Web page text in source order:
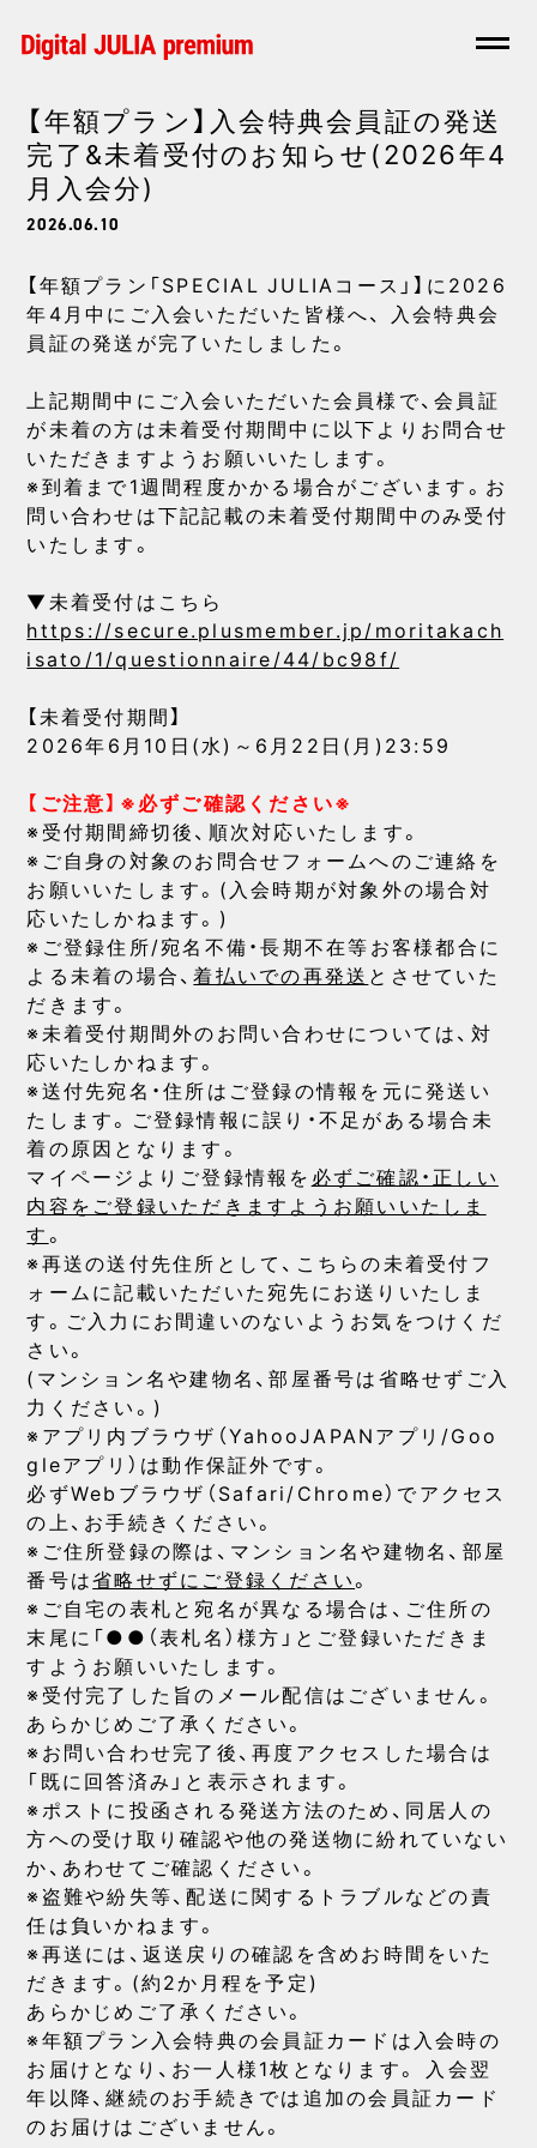
【年額プラン】入会特典会員証の発送
完了&未着受付のお知らせ(2026年4
月入会分)
2026.06.10
【年額プラン「SPECIAL JULIAコース」】に2026
年4月中にご入会いただいた皆様へ、 入会特典会
員証の発送が完了いたしました。
上記期間中にご入会いただいた会員様で、会員証
が未着の方は未着受付期間中に以下よりお問合せ
いただきますようお願いいたします。
※到着まで1週間程度かかる場合がございます。お
問い合わせは下記記載の未着受付期間中のみ受付
いたします。
▼未着受付はこちら
https://secure.plusmember.jp/moritakach
isato/1/questionnaire/44/bc98f/
【未着受付期間】
2026年6月10日(水)～6月22日(月)23:59
【ご注意】※必ずご確認ください※
※受付期間締切後、順次対応いたします。
※ご自身の対象のお問合せフォームへのご連絡を
お願いいたします。(入会時期が対象外の場合対
応いたしかねます。)
※ご登録住所/宛名不備・長期不在等お客様都合に
よる未着の場合、着払いでの再発送 とさせていた
だきます。
※未着受付期間外のお問い合わせについては、対
応いたしかねます。
※送付先宛名・住所はご登録の情報を元に発送い
たします。ご登録情報に誤り・不足がある場合未
着の原因となります。
マイページよりご登録情報を 必ずご確認・正しい
内容をご登録いただきますようお願いいたしま
す。
※再送の送付先住所として、こちらの未着受付フ
ォームに記載いただいた宛先にお送りいたしま
す。ご入力にお間違いのないようお気をつけくだ
さい。
(マンション名や建物名、部屋番号は省略せずご入
力ください。)
※アプリ内ブラウザ（YahooJAPANアプリ/Goo
gleアプリ）は動作保証外です。
必ずWebブラウザ（Safari/Chrome）でアクセス
の上、お手続きください。
※ご住所登録の際は、マンション名や建物名、部屋
番号は省略せずにご登録ください。
※ご自宅の表札と宛名が異なる場合は、ご住所の
末尾に「●●（表札名）様方」とご登録いただきま
すようお願いいたします。
※受付完了した旨のメール配信はございません。
あらかじめご了承ください。
※お問い合わせ完了後、再度アクセスした場合は
「既に回答済み」と表示されます。
※ポストに投函される発送方法のため、同居人の
方への受け取り確認や他の発送物に紛れていない
か、あわせてご確認ください。
※盗難や紛失等、配送に関するトラブルなどの責
任は負いかねます。
※再送には、返送戻りの確認を含めお時間をいた
だきます。(約2か月程を予定)
あらかじめご了承ください。
※年額プラン入会特典の会員証カードは入会時の
お届けとなり、お一人様1枚となります。 入会翌
年以降、継続のお手続きでは追加の会員証カード
のお届けはございません。